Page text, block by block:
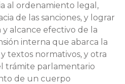
al ordenamiento legal,
de las sanciones, y lograr
alcance efectivo de la
interna que abarca la
textos normativos, y otra
trámite parlamentario
de un cuerpo